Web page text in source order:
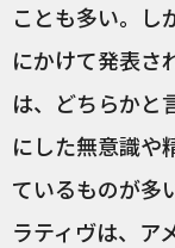
ことも多い。し
にかけて発表さ
は、どちらかと
にした無意識や
ているものが多
ラティヴは、ア